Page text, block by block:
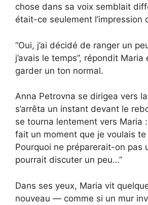
chose dans sa voix semblait
était-ce seulement l’impression
“Oui, j’ai décidé de ranger un
j’avais le temps”, répondit
garder un ton normal.
Anna Petrovna se dirigea vers
s’arrêta un instant devant le
se tourna lentement vers Maria :
fait un moment que je voulais
Pourquoi ne préparerait-on pas
pourrait discuter un peu…”
Dans ses yeux, Maria vit
nouveau — comme si un mur